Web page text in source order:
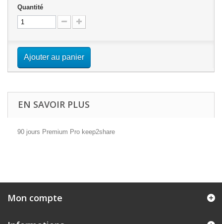
Quantité
Ajouter au panier
EN SAVOIR PLUS
90 jours Premium Pro keep2share
Mon compte